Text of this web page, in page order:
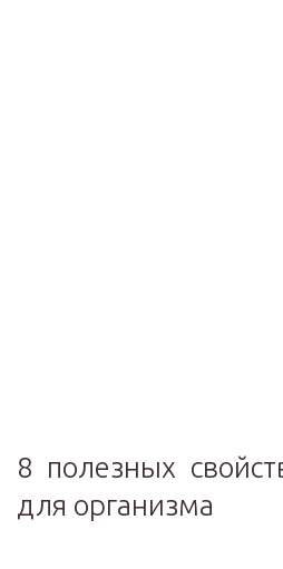
8 полезных
для организма